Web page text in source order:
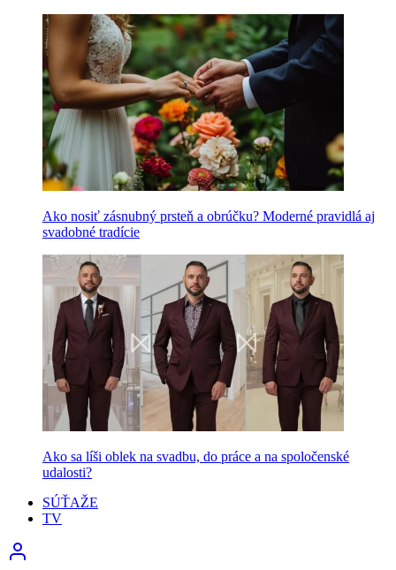
Ako nosiť zásnubný prsteň a obrúčku? Moderné pravidlá aj
svadobné tradície
Ako sa líši oblek na svadbu, do práce a na spoločenské
udalosti?
SÚŤAŽE
TV